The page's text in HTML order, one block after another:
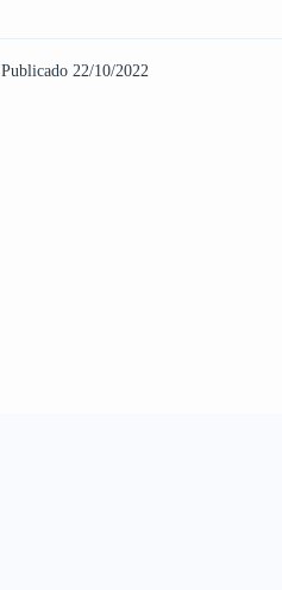
Publicado 22/10/2022